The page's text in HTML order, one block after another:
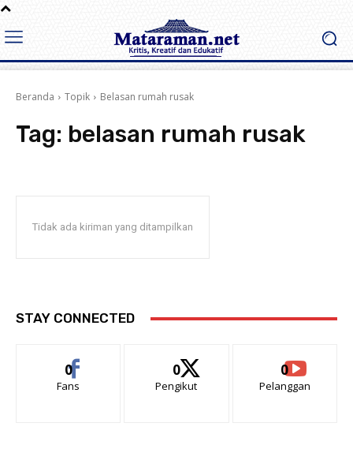
Beranda Topik Belasan rumah rusak
Tag: belasan rumah rusak
Tidak ada kiriman yang ditampilkan
STAY CONNECTED
0
Fans
0
Pengikut
0
Pelanggan